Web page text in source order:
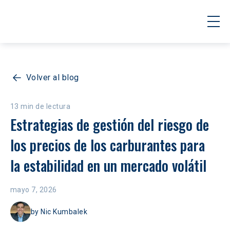
Volver al blog
13 min de lectura
Estrategias de gestión del riesgo de
los precios de los carburantes para
la estabilidad en un mercado volátil
mayo 7, 2026
by Nic Kumbalek